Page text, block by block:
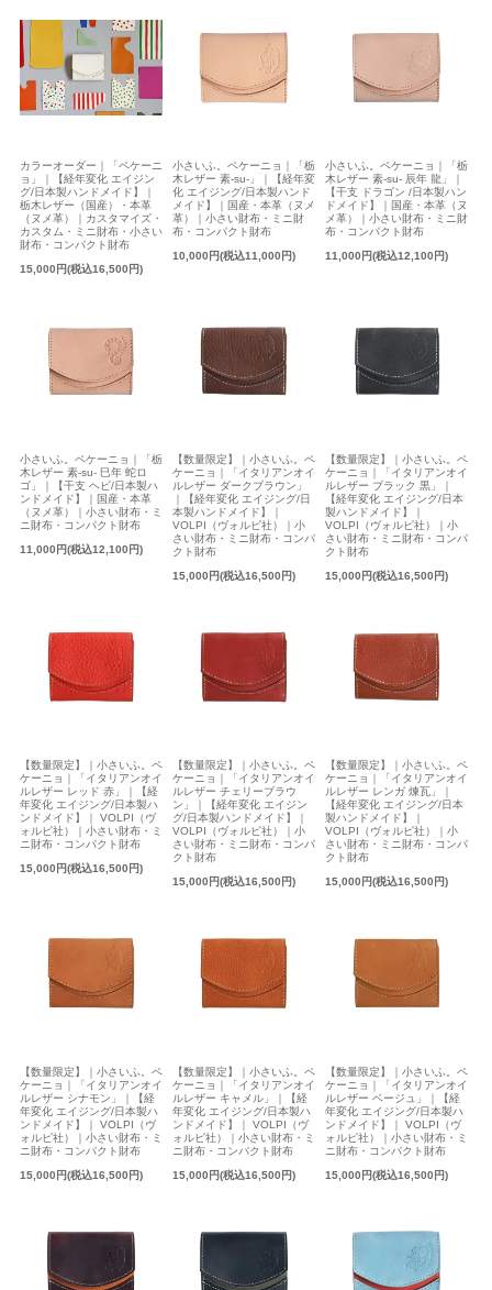
カラーオーダー｜「ペケーニ
ョ」｜【経年変化 エイジン
グ/日本製ハンドメイド】｜
栃木レザー（国産）・本革
（ヌメ革）｜カスタマイズ・
カスタム・ミニ財布・小さい
財布・コンパクト財布
15,000円(税込16,500円)
小さいふ。ペケーニョ｜「栃
木レザー 素-su-」｜【経年変
化 エイジング/日本製ハンド
メイド】｜国産・本革（ヌメ
革）｜小さい財布・ミニ財
布・コンパクト財布
10,000円(税込11,000円)
小さいふ。ペケーニョ｜「栃
木レザー 素-su- 辰年 龍」｜
【干支 ドラゴン /日本製ハン
ドメイド】｜国産・本革（ヌ
メ革）｜小さい財布・ミニ財
布・コンパクト財布
11,000円(税込12,100円)
小さいふ。ペケーニョ｜「栃
木レザー 素-su- 巳年 蛇ロ
ゴ」｜【干支 ヘビ/日本製ハ
ンドメイド】｜国産・本革
（ヌメ革）｜小さい財布・ミ
ニ財布・コンパクト財布
11,000円(税込12,100円)
【数量限定】｜小さいふ。ペ
ケーニョ｜「イタリアンオイ
ルレザー ダークブラウン」
｜【経年変化 エイジング/日
本製ハンドメイド】｜
VOLPI（ヴォルピ社）｜小
さい財布・ミニ財布・コンパ
クト財布
15,000円(税込16,500円)
【数量限定】｜小さいふ。ペ
ケーニョ｜「イタリアンオイ
ルレザー ブラック 黒」｜
【経年変化 エイジング/日本
製ハンドメイド】｜
VOLPI（ヴォルピ社）｜小
さい財布・ミニ財布・コンパ
クト財布
15,000円(税込16,500円)
【数量限定】｜小さいふ。ペ
ケーニョ｜「イタリアンオイ
ルレザー レッド 赤」｜【経
年変化 エイジング/日本製ハ
ンドメイド】｜ VOLPI（ヴ
ォルピ社）｜小さい財布・ミ
ニ財布・コンパクト財布
15,000円(税込16,500円)
【数量限定】｜小さいふ。ペ
ケーニョ｜「イタリアンオイ
ルレザー チェリーブラウ
ン」｜【経年変化 エイジン
グ/日本製ハンドメイド】｜
VOLPI（ヴォルピ社）｜小
さい財布・ミニ財布・コンパ
クト財布
15,000円(税込16,500円)
【数量限定】｜小さいふ。ペ
ケーニョ｜「イタリアンオイ
ルレザー レンガ 煉瓦」｜
【経年変化 エイジング/日本
製ハンドメイド】｜
VOLPI（ヴォルピ社）｜小
さい財布・ミニ財布・コンパ
クト財布
15,000円(税込16,500円)
【数量限定】｜小さいふ。ペ
ケーニョ｜「イタリアンオイ
ルレザー シナモン」｜【経
年変化 エイジング/日本製ハ
ンドメイド】｜ VOLPI（ヴ
ォルピ社）｜小さい財布・ミ
ニ財布・コンパクト財布
15,000円(税込16,500円)
【数量限定】｜小さいふ。ペ
ケーニョ｜「イタリアンオイ
ルレザー キャメル」｜【経
年変化 エイジング/日本製ハ
ンドメイド】｜ VOLPI（ヴ
ォルピ社）｜小さい財布・ミ
ニ財布・コンパクト財布
15,000円(税込16,500円)
【数量限定】｜小さいふ。ペ
ケーニョ｜「イタリアンオイ
ルレザー ベージュ」｜【経
年変化 エイジング/日本製ハ
ンドメイド】｜ VOLPI（ヴ
ォルピ社）｜小さい財布・ミ
ニ財布・コンパクト財布
15,000円(税込16,500円)